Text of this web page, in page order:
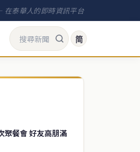
在泰華人的即時資訊平台
简
聚餐會 好友高朋滿